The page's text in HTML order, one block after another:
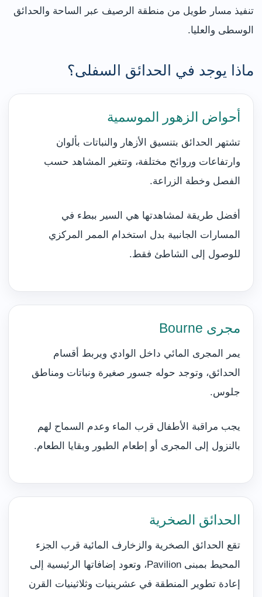
تنفيذ مسار طويل من منطقة الرصيف عبر الساحة والحدائق
الوسطى والعليا.
ماذا يوجد في الحدائق السفلى؟
أحواض الزهور الموسمية
تشتهر الحدائق بتنسيق الأزهار والنباتات بألوان
وارتفاعات وروائح مختلفة، وتتغير المشاهد حسب
الفصل وخطة الزراعة.
أفضل طريقة لمشاهدتها هي السير ببطء في
المسارات الجانبية بدل استخدام الممر المركزي
للوصول إلى الشاطئ فقط.
مجرى Bourne
يمر المجرى المائي داخل الوادي ويربط أقسام
الحدائق، وتوجد حوله جسور صغيرة ونباتات ومناطق
جلوس.
يجب مراقبة الأطفال قرب الماء وعدم السماح لهم
بالنزول إلى المجرى أو إطعام الطيور وبقايا الطعام.
الحدائق الصخرية
تقع الحدائق الصخرية والزخارف المائية قرب الجزء
المحيط بمبنى Pavilion، وتعود إضافاتها الرئيسية إلى
إعادة تطوير المنطقة في عشرينيات وثلاثينيات القرن